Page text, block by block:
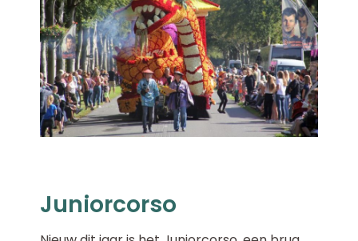
Juniorcorso